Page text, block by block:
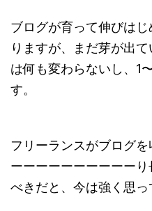
ブログが育って伸びは
りますが、まだ芽が出
は何も変わらないし、1
す。
フリーランスがブログ
ーーーーーーーーーー
べきだと、今は強く思っ